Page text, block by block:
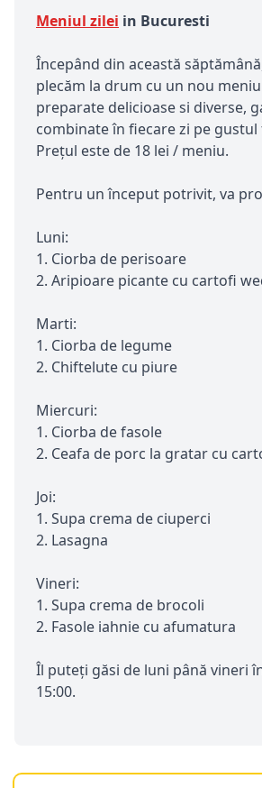
Meniul zilei in Bucuresti
Începând din această
plecăm la drum cu un nou
preparate delicioase si diverse,
combinate în fiecare zi pe gustul
Prețul este de 18 lei / meniu.
Pentru un început potrivit, va
Luni:
1. Ciorba de perisoare
2. Aripioare picante cu cartofi
Marti:
1. Ciorba de legume
2. Chiftelute cu piure
Miercuri:
1. Ciorba de fasole
2. Ceafa de porc la gratar cu
Joi:
1. Supa crema de ciuperci
2. Lasagna
Vineri:
1. Supa crema de brocoli
2. Fasole iahnie cu afumatura
Îl puteți găsi de luni până vineri
15:00.